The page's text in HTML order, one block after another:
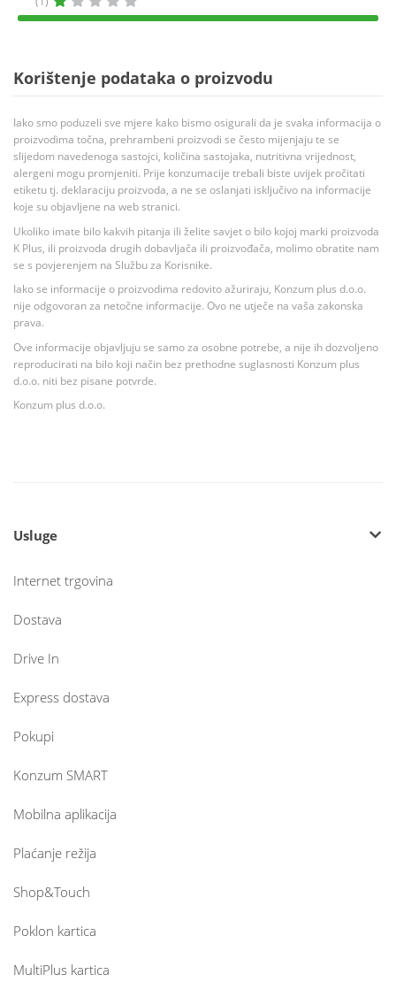
Korištenje podataka o proizvodu
Iako smo poduzeli sve mjere kako bismo osigurali da je svaka informacija o
proizvodima točna, prehrambeni proizvodi se često mijenjaju te se
slijedom navedenoga sastojci, količina sastojaka, nutritivna vrijednost,
alergeni mogu promjeniti. Prije konzumacije trebali biste uvijek pročitati
etiketu tj. deklaraciju proizvoda, a ne se oslanjati isključivo na informacije
koje su objavljene na web stranici.
Ukoliko imate bilo kakvih pitanja ili želite savjet o bilo kojoj marki proizvoda
K Plus, ili proizvoda drugih dobavljača ili proizvođača, molimo obratite nam
se s povjerenjem na Službu za Korisnike.
Iako se informacije o proizvodima redovito ažuriraju, Konzum plus d.o.o.
nije odgovoran za netočne informacije. Ovo ne utječe na vaša zakonska
prava.
Ove informacije objavljuju se samo za osobne potrebe, a nije ih dozvoljeno
reproducirati na bilo koji način bez prethodne suglasnosti Konzum plus
d.o.o. niti bez pisane potvrde.
Konzum plus d.o.o.
Usluge
Internet trgovina
Dostava
Drive In
Express dostava
Pokupi
Konzum SMART
Mobilna aplikacija
Plaćanje režija
Shop&Touch
Poklon kartica
MultiPlus kartica